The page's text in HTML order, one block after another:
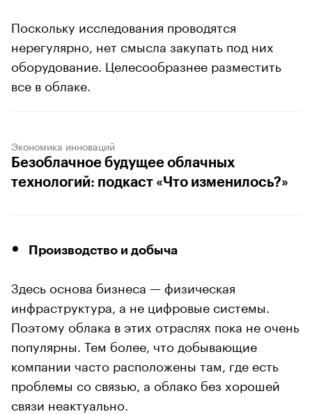
Поскольку исследования проводятся
нерегулярно, нет смысла закупать под них
оборудование. Целесообразнее разместить
все в облаке.
Экономика инноваций
Безоблачное будущее облачных
технологий: подкаст «Что изменилось?»
Производство и добыча
Здесь основа бизнеса — физическая
инфраструктура, а не цифровые системы.
Поэтому облака в этих отраслях пока не очень
популярны. Тем более, что добывающие
компании часто расположены там, где есть
проблемы со связью, а облако без хорошей
связи неактуально.